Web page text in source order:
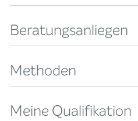
Beratungsanliegen
Methoden
Meine Qualifikation